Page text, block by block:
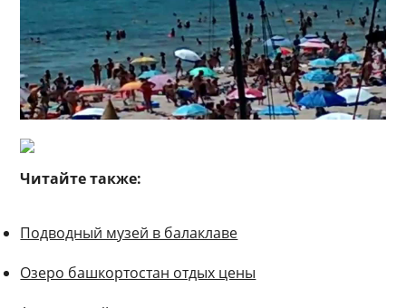
Читайте также:
Подводный музей в балаклаве
Озеро башкортостан отдых цены